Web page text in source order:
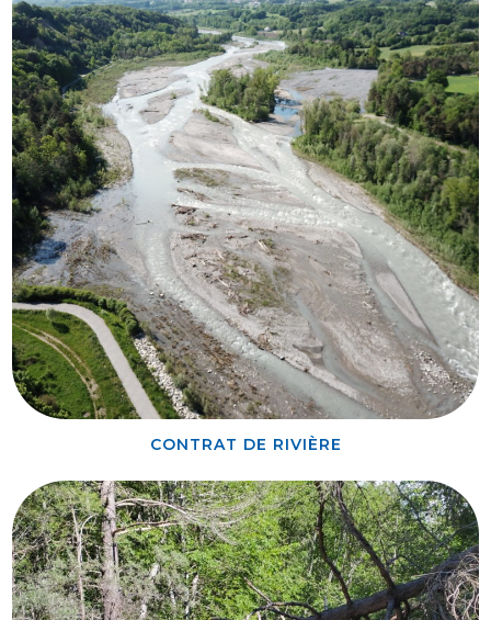
CONTRAT DE RIVIÈRE